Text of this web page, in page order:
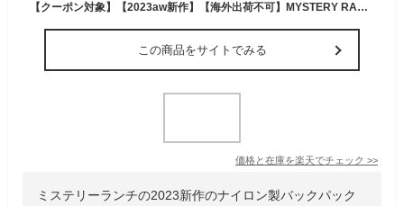
【クーポン対象】【2023aw新作】【海外出荷不可】MYSTERY RANCH ミステリーランチ 100D コーデュラ ミニリップストップナイロン パッカブル デイパック “IN＆OUT 19” in-and-out-19-ms
この商品をサイトでみる
価格と在庫を楽天でチェック >>
ミステリーランチの2023新作のナイロン製バックパック